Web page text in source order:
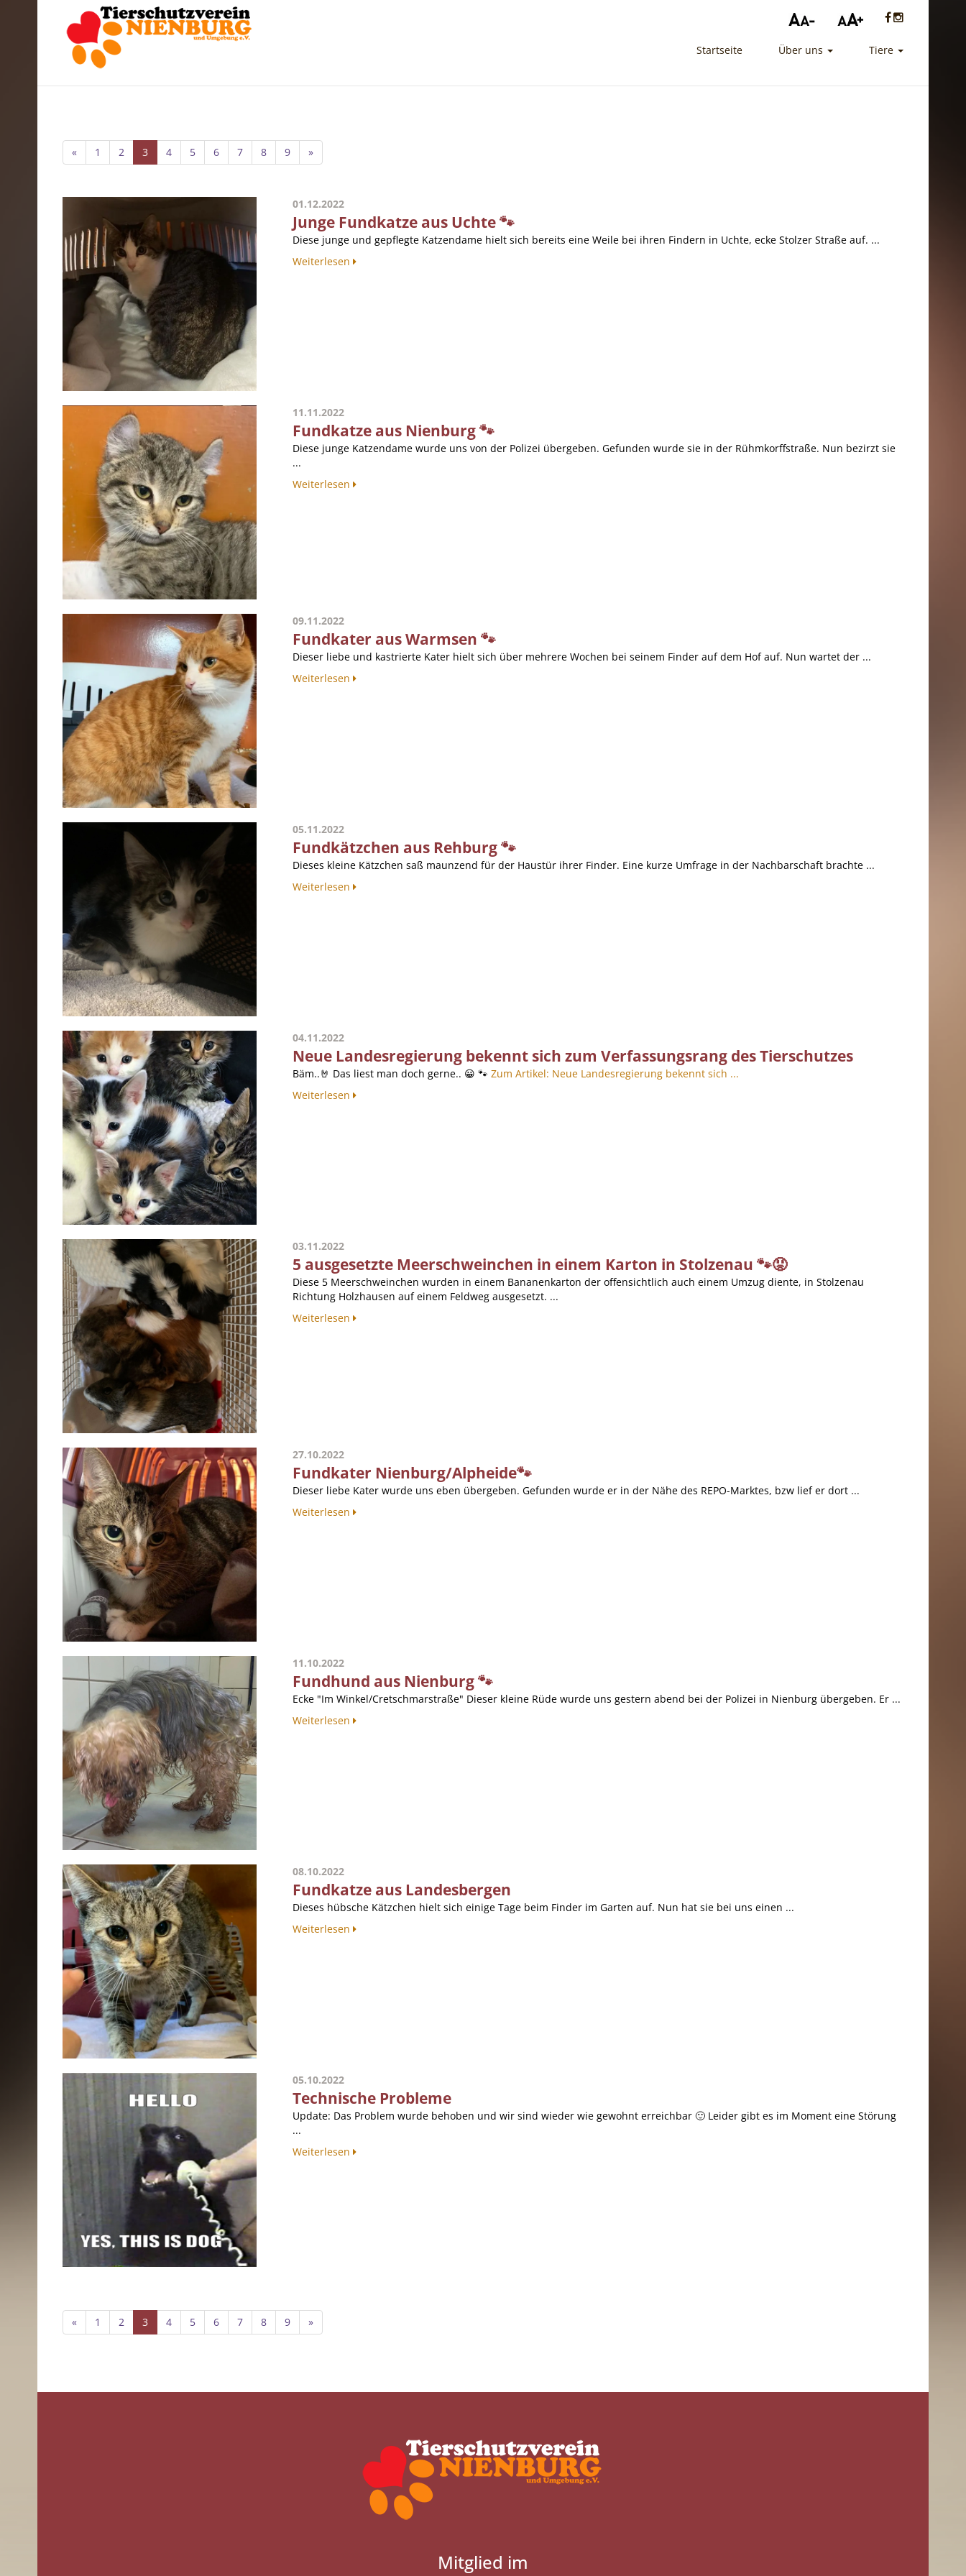
Startseite Über uns Tiere
« 1 2 3 4 5 6 7 8 9 »
01.12.2022
Junge Fundkatze aus Uchte 🐾
Diese junge und gepflegte Katzendame hielt sich bereits eine Weile bei ihren Findern in Uchte, ecke Stolzer Straße auf. ...
Weiterlesen
11.11.2022
Fundkatze aus Nienburg 🐾
Diese junge Katzendame wurde uns von der Polizei übergeben. Gefunden wurde sie in der Rühmkorffstraße. Nun bezirzt sie
...
Weiterlesen
09.11.2022
Fundkater aus Warmsen 🐾
Dieser liebe und kastrierte Kater hielt sich über mehrere Wochen bei seinem Finder auf dem Hof auf. Nun wartet der ...
Weiterlesen
05.11.2022
Fundkätzchen aus Rehburg 🐾
Dieses kleine Kätzchen saß maunzend für der Haustür ihrer Finder. Eine kurze Umfrage in der Nachbarschaft brachte ...
Weiterlesen
04.11.2022
Neue Landesregierung bekennt sich zum Verfassungsrang des Tierschutzes
Bäm..🤘 Das liest man doch gerne.. 😀 🐾 Zum Artikel: Neue Landesregierung bekennt sich ...
Weiterlesen
03.11.2022
5 ausgesetzte Meerschweinchen in einem Karton in Stolzenau 🐾😡
Diese 5 Meerschweinchen wurden in einem Bananenkarton der offensichtlich auch einem Umzug diente, in Stolzenau
Richtung Holzhausen auf einem Feldweg ausgesetzt. ...
Weiterlesen
27.10.2022
Fundkater Nienburg/Alpheide🐾
Dieser liebe Kater wurde uns eben übergeben. Gefunden wurde er in der Nähe des REPO-Marktes, bzw lief er dort ...
Weiterlesen
11.10.2022
Fundhund aus Nienburg 🐾
Ecke "Im Winkel/Cretschmarstraße" Dieser kleine Rüde wurde uns gestern abend bei der Polizei in Nienburg übergeben. Er ...
Weiterlesen
08.10.2022
Fundkatze aus Landesbergen
Dieses hübsche Kätzchen hielt sich einige Tage beim Finder im Garten auf. Nun hat sie bei uns einen ...
Weiterlesen
05.10.2022
Technische Probleme
Update: Das Problem wurde behoben und wir sind wieder wie gewohnt erreichbar 🙂 Leider gibt es im Moment eine Störung
...
Weiterlesen
« 1 2 3 4 5 6 7 8 9 »
Mitglied im